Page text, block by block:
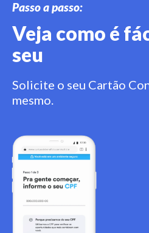
Passo a passo:
Veja como é
seu
Solicite o seu Cartão
mesmo.